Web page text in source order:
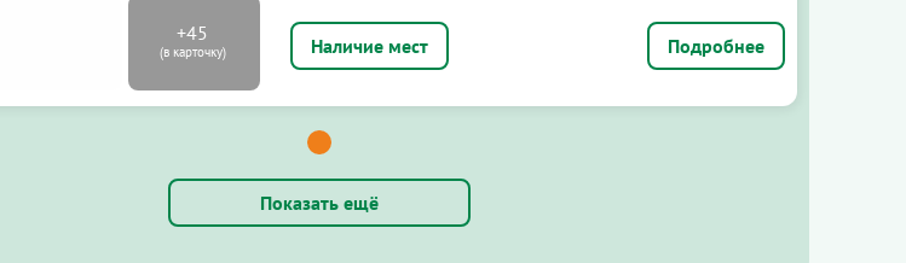
Подробнее
Показать ещё